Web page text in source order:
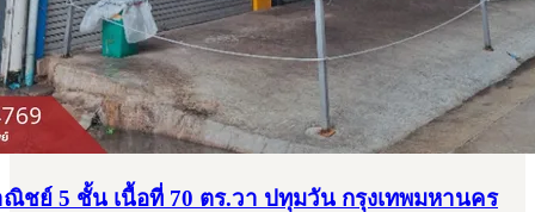
ชย์ 5 ชั้น เนื้อที่ 70 ตร.วา ปทุมวัน กรุงเทพมหานคร